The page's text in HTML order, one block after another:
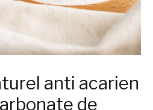
anti acarien
de